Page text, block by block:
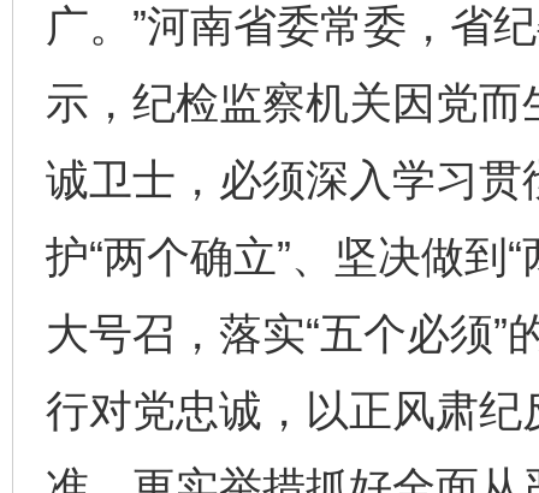
广。”河南省委常委，省
示，纪检监察机关因党
诚卫士，必须深入学习
护“两个确立”、坚决做到
大号召，落实“五个必须
行对党忠诚，以正风肃